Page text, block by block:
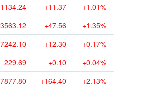
1134.24 +11.37 +1.01%
3563.12 +47.56 +1.35%
7242.10 +12.30 +0.17%
229.69 +0.10 +0.04%
7877.80 +164.40 +2.13%